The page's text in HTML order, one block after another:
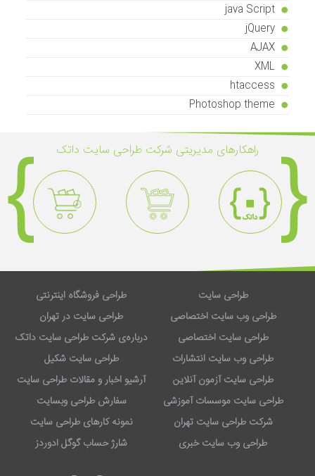
java Script
jQuery
AJAX
XML
htaccess
Photoshop theme
راهکار‌های مدیریتی شرکت طراحی سایت داتک
طراحی سایت
طراحی وب سایت اختصاصی
طراحی سایت اختصاصی
طراحی وب سایت انتشارات
طراحی سایت آزمون آنلاین
طراحی سایت موسسات آموزشی
شرکت طراحی سایت تهران
طراحی وب سایت خبری
طراحی فروشگاه اینترنتی
طراحی سایت در تهران
درباره‌ی شرکت طراحی سایت داتک
طراحی سایت شکیل
آرشیو اخبار و مقالات طراحی سایت
سفارش طراحی وبسایت
نمونه کارهای طراحی سایت
شارژ حساب گوگل ادوردز